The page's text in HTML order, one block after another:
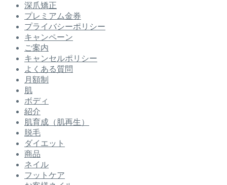
深爪矯正
プレミアム金券
プライバシーポリシー
キャンペーン
ご案内
キャンセルポリシー
よくある質問
月額制
肌
ボディ
紹介
肌育成（肌再生）
脱毛
ダイエット
商品
ネイル
フットケア